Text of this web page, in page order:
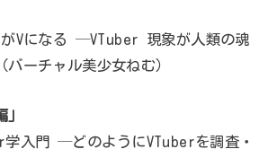
がVになる ─VTuber 現象が人類の魂
ーチャル美少女ねむ）
学入門 ─どのようにVTuberを調査・